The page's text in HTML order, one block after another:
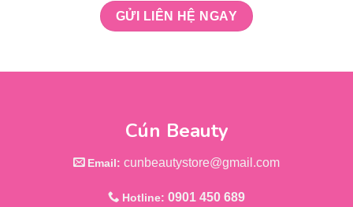
Cún Beauty
Email: cunbeautystore@gmail.com
Hotline: 0901 450 689